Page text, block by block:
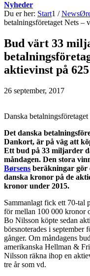
Nyheder
Du er her: Start1 /
betalningsföretaget Nets –
Bud värt 33
aktievinst på
26 september, 2017
Danska
Det danska
Dankort, är på väg att
Ett bud på 33 miljarder
måndagen. Den stora
Børsens beräkningar gör
danska kronor på de
kronor under 2015.
Sammanlagt fick ett 70-tal
för mellan 100 000 kronor
Bo Nilsson köpte sedan
börsnoterades i september
gånger. Om måndagens
amerikanska Hellman &
Nilsson räkna ihop en
tre år som vd.